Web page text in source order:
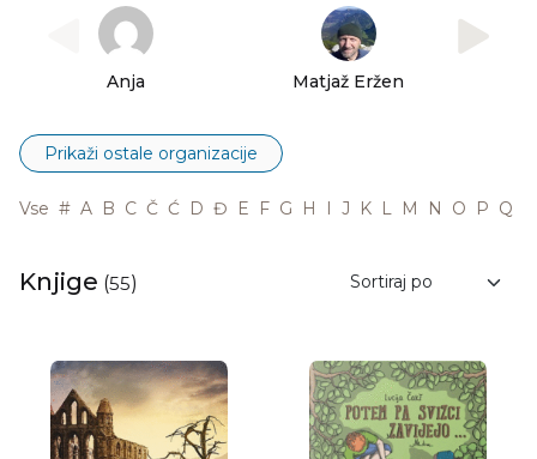
Anja Matjaž Eržen
Prikaži ostale organizacije
Vse # A B C Č Ć D Đ E F G H I J K L M N O P Q
Knjige (55)